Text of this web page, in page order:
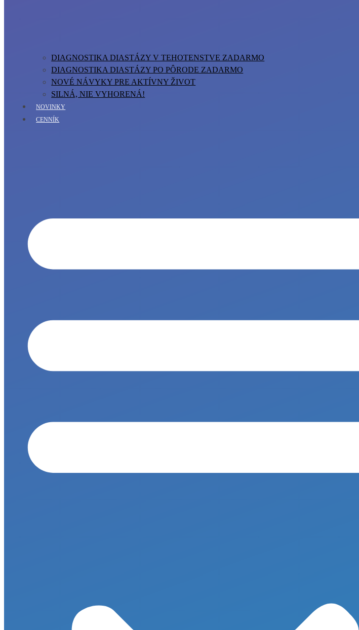
DIAGNOSTIKA DIASTÁZY V TEHOTENSTVE ZADARMO
DIAGNOSTIKA DIASTÁZY PO PÔRODE ZADARMO
NOVÉ NÁVYKY PRE AKTÍVNY ŽIVOT
SILNÁ, NIE VYHORENÁ!
NOVINKY
CENNÍK